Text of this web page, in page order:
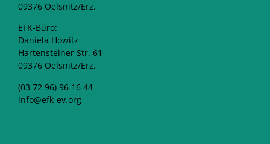
09376 Oelsnitz/Erz.
EFK-Büro:
Daniela Howitz
Hartensteiner Str. 61
09376 Oelsnitz/Erz.
(03 72 96) 96 16 44
info@efk-ev.org